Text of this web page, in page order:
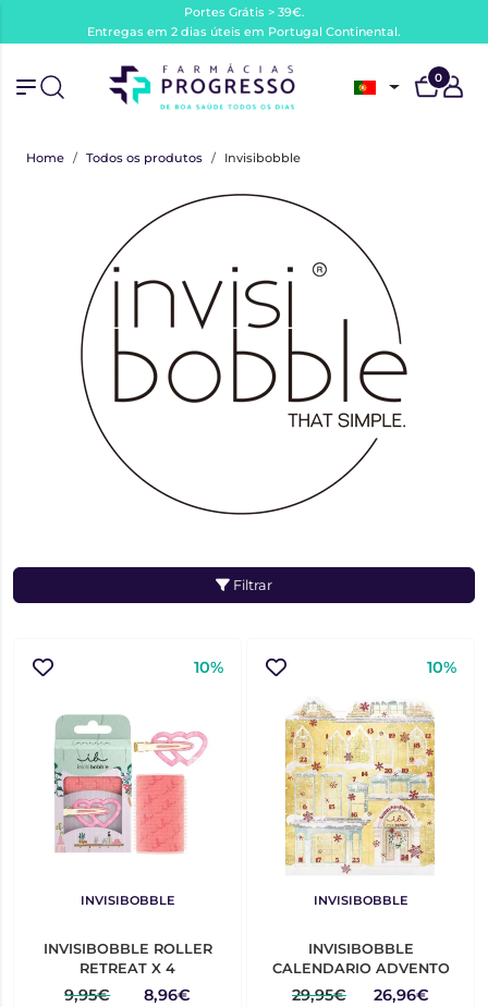
Portes Grátis > 39€.
Entregas em 2 dias úteis em Portugal Continental.
0
Home Todos os produtos Invisibobble
Filtrar
10%
INVISIBOBBLE
INVISIBOBBLE ROLLER
RETREAT X 4
9,95€ 8,96€
10%
INVISIBOBBLE
INVISIBOBBLE
CALENDARIO ADVENTO
29,95€ 26,96€